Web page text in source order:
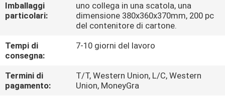
CONTATTICI
RICHIEDA
CITAZIONE
Imballaggi
particolari:
uno collega in una scatola, una
dimensione 380x360x370mm, 200 pc
del contenitore di cartone.
Tempi di
consegna:
7-10 giorni del lavoro
Termini di
pagamento:
T/T, Western Union, L/C, Western
Union, MoneyGra